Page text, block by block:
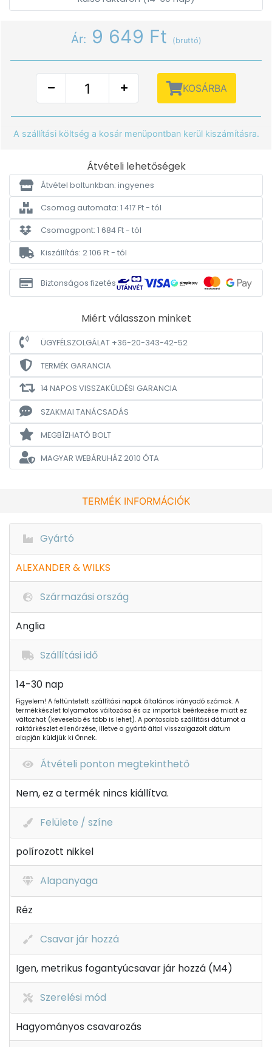
Ár: 9 649 Ft (bruttó)
KOSÁRBA
A szállítási költség a kosár menüpontban kerül kiszámításra.
Átvételi lehetőségek
Átvétel boltunkban: ingyenes
Csomag automata: 1 417 Ft - tól
Csomagpont: 1 684 Ft - tól
Kiszállítás: 2 106 Ft - tól
Biztonságos fizetés
Miért válasszon minket
ÜGYFÉLSZOLGÁLAT +36-20-343-42-52
TERMÉK GARANCIA
14 NAPOS VISSZAKÜLDÉSI GARANCIA
SZAKMAI TANÁCSADÁS
MEGBÍZHATÓ BOLT
MAGYAR WEBÁRUHÁZ2010 ÓTA
TERMÉK INFORMÁCIÓK
Gyártó
ALEXANDER & WILKS
Származási ország
Anglia
Szállítási idő
14-30 nap
Figyelem! A feltüntetett szállítási napok általános irányadó számok. A
termékkészlet folyamatos változása és az importok beérkezése miatt ez
változhat (kevesebb és több is lehet). A pontosabb szállítási dátumot a
raktárkészlet ellenőrzése, illetve a gyártó által visszaigazolt dátum
alapján küldjük ki Önnek.
Átvételi ponton megtekinthető
Nem, ez a termék nincs kiállítva.
Felülete / színe
polírozott nikkel
Alapanyaga
Réz
Csavar jár hozzá
Igen, metrikus fogantyúcsavar jár hozzá (M4)
Szerelési mód
Hagyományos csavarozás